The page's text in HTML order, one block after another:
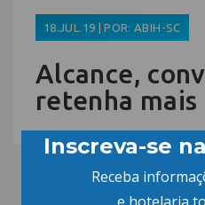
18.JUL.19 | POR: ABIH-SC
Alcance,
retenha mais